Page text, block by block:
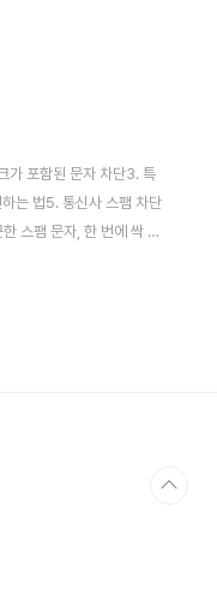
가 포함된 문자 차단3. 특
는 법5. 통신사 스팸 차단
스팸 문자, 한 번에 싹 차
리는 스팸 문자. 광고부
한 설정만 해도 이 스팸